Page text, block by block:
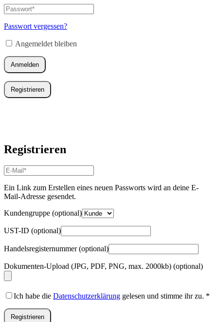
E-
Mail-
Adresse*
Passwort*
Erforderlich
Passwort vergessen?
Angemeldet bleiben
Anmelden
Registrieren
Registrieren
E-
Mail-
Adresse*
Erforderlich
Ein Link zum Erstellen eines neuen Passworts wird an deine E-
Mail-Adresse gesendet.
Kundengruppe (optional)
UST-ID (optional)
Handelsregisternummer(optional)
Dokumenten-Upload (JPG, PDF, PNG, max. 2000kb) (optional)
Ich habe die Datenschutzerklärung gelesen und stimme ihr zu. *
Registrieren